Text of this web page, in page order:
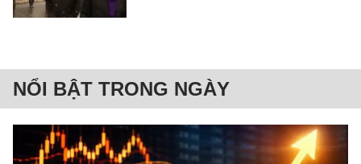
NỔI BẬT TRONG NGÀY